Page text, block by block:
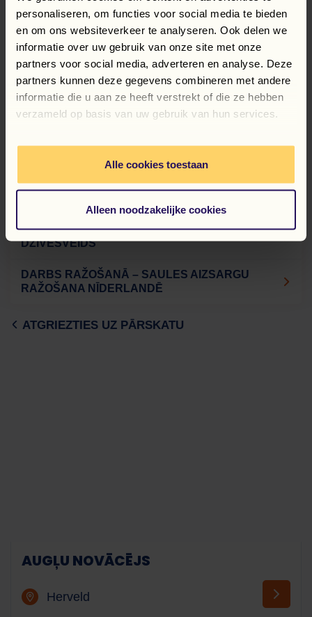
personaliseren, om functies voor social media te bieden
en om ons websiteverkeer te analyseren. Ook delen we
informatie over uw gebruik van onze site met onze
partners voor social media, adverteren en analyse. Deze
partners kunnen deze gegevens combineren met andere
informatie die u aan ze heeft verstrekt of die ze hebben
verzameld op basis van uw gebruik van hun services.
Alle cookies toestaan
Alleen noodzakelijke cookies
NATĀLIJA ŠURPITA
personāla atlases speciālists
AUGĻU NOVĀCĒJS
NOLIKTAVAS DARBINIEKS – APĢĒRBS UN
DZĪVESVEIDS
DARBS RAŽOŠANĀ – SAULES AIZSARGU
RAŽOŠANA NĪDERLANDĒ
ATGRIEZTIES UZ PĀRSKATU
AUGĻU NOVĀCĒJS
Herveld